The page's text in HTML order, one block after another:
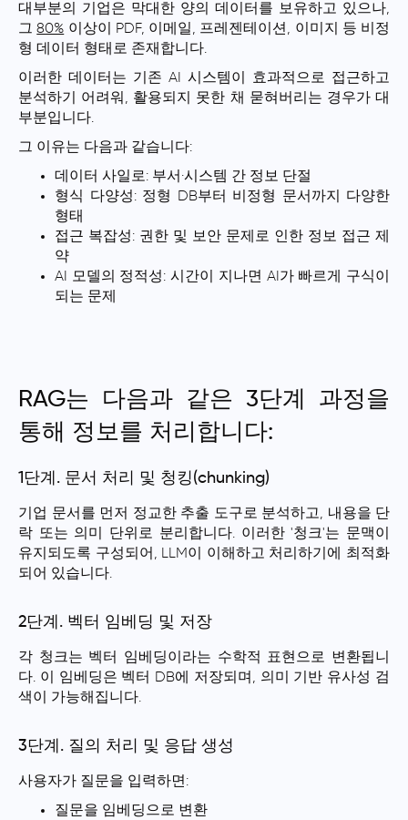
대부분의 기업은 막대한 양의 데이터를 보유하고 있으나,
그80% 이상이 PDF, 이메일, 프레젠테이션, 이미지 등 비정
형 데이터 형태로 존재합니다.
이러한 데이터는 기존 AI 시스템이 효과적으로 접근하고
분석하기 어려워, 활용되지 못한 채 묻혀버리는 경우가 대
부분입니다.
그 이유는 다음과 같습니다:
데이터 사일로: 부서·시스템 간 정보 단절
형식 다양성: 정형 DB부터 비정형 문서까지 다양한
형태
접근 복잡성: 권한 및 보안 문제로 인한 정보 접근 제
약
AI 모델의 정적성: 시간이 지나면 AI가 빠르게 구식이
되는 문제
RAG는 다음과 같은 3단계 과정을
통해 정보를 처리합니다:
1단계. 문서 처리 및 청킹(chunking)
기업 문서를 먼저 정교한 추출 도구로 분석하고, 내용을 단
락 또는 의미 단위로 분리합니다. 이러한 '청크'는 문맥이
유지되도록 구성되어, LLM이 이해하고 처리하기에 최적화
되어 있습니다.
2단계. 벡터 임베딩 및 저장
각 청크는 벡터 임베딩이라는 수학적 표현으로 변환됩니
다. 이 임베딩은 벡터 DB에 저장되며, 의미 기반 유사성 검
색이 가능해집니다.
3단계. 질의 처리 및 응답 생성
사용자가 질문을 입력하면:
질문을 임베딩으로 변환